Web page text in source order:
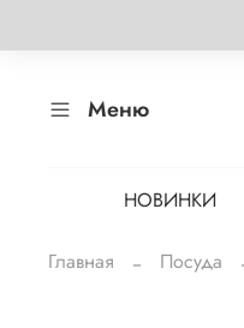
Меню
НОВИНКИ
Главная Посуда